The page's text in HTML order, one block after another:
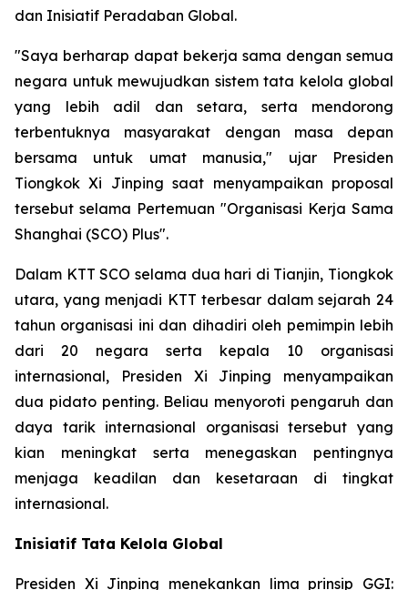
dan Inisiatif Peradaban Global.
"Saya berharap dapat bekerja sama dengan semua
negara untuk mewujudkan sistem tata kelola global
yang lebih adil dan setara, serta mendorong
terbentuknya masyarakat dengan masa depan
bersama untuk umat manusia," ujar Presiden
Tiongkok Xi Jinping saat menyampaikan proposal
tersebut selama Pertemuan "Organisasi Kerja Sama
Shanghai (SCO) Plus".
Dalam KTT SCO selama dua hari di Tianjin, Tiongkok
utara, yang menjadi KTT terbesar dalam sejarah 24
tahun organisasi ini dan dihadiri oleh pemimpin lebih
dari 20 negara serta kepala 10 organisasi
internasional, Presiden Xi Jinping menyampaikan
dua pidato penting. Beliau menyoroti pengaruh dan
daya tarik internasional organisasi tersebut yang
kian meningkat serta menegaskan pentingnya
menjaga keadilan dan kesetaraan di tingkat
internasional.
Inisiatif Tata Kelola Global
Presiden Xi Jinping menekankan lima prinsip GGI: